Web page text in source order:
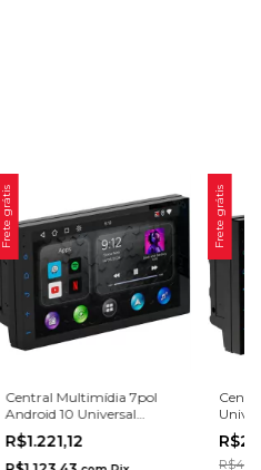
Frete grátis
Central Multimídia 7pol
Android 10 Universal
CarPlay Android Auto
Espelhamento 2GB 32GB
R$1.221,12
Frete grátis